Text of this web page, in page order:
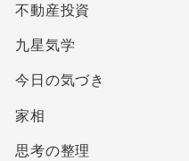
不動産投資
九星気学
今日の気づき
家相
思考の整理